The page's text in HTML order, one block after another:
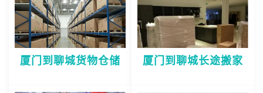
厦门到聊城货物仓储 厦门到聊城长途搬家